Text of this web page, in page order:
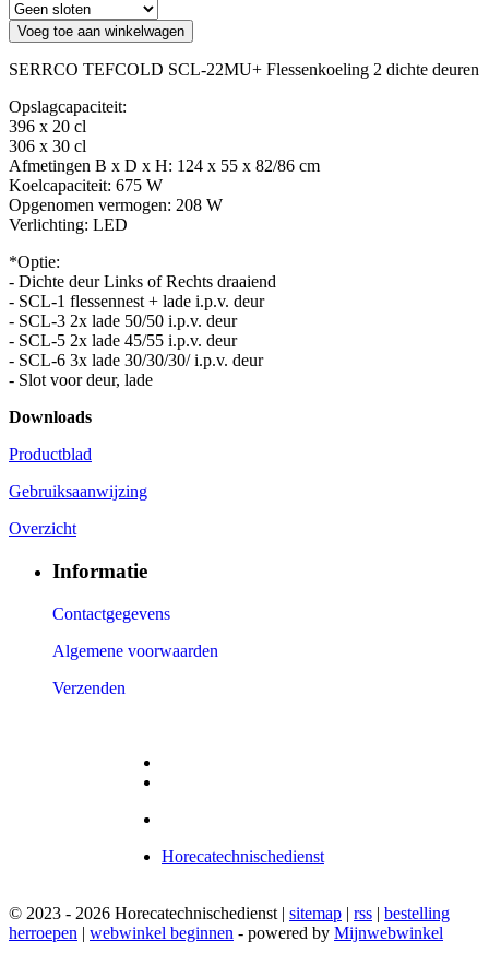
Voeg toe aan winkelwagen
SERRCO TEFCOLD SCL-22MU+ Flessenkoeling 2 dichte deuren
Opslagcapaciteit:
396 x 20 cl
306 x 30 cl
Afmetingen B x D x H: 124 x 55 x 82/86 cm
Koelcapaciteit: 675 W
Opgenomen vermogen: 208 W
Verlichting: LED
*Optie:
- Dichte deur Links of Rechts draaiend
- SCL-1 flessennest + lade i.p.v. deur
- SCL-3 2x lade 50/50 i.p.v. deur
- SCL-5 2x lade 45/55 i.p.v. deur
- SCL-6 3x lade 30/30/30/ i.p.v. deur
- Slot voor deur, lade
Downloads
Productblad
Gebruiksaanwijzing
Overzicht
Informatie
Contactgegevens
Algemene voorwaarden
Verzenden
Horecatechnischedienst
© 2023 - 2026 Horecatechnischedienst | sitemap | rss | bestelling
herroepen | webwinkel beginnen - powered by Mijnwebwinkel